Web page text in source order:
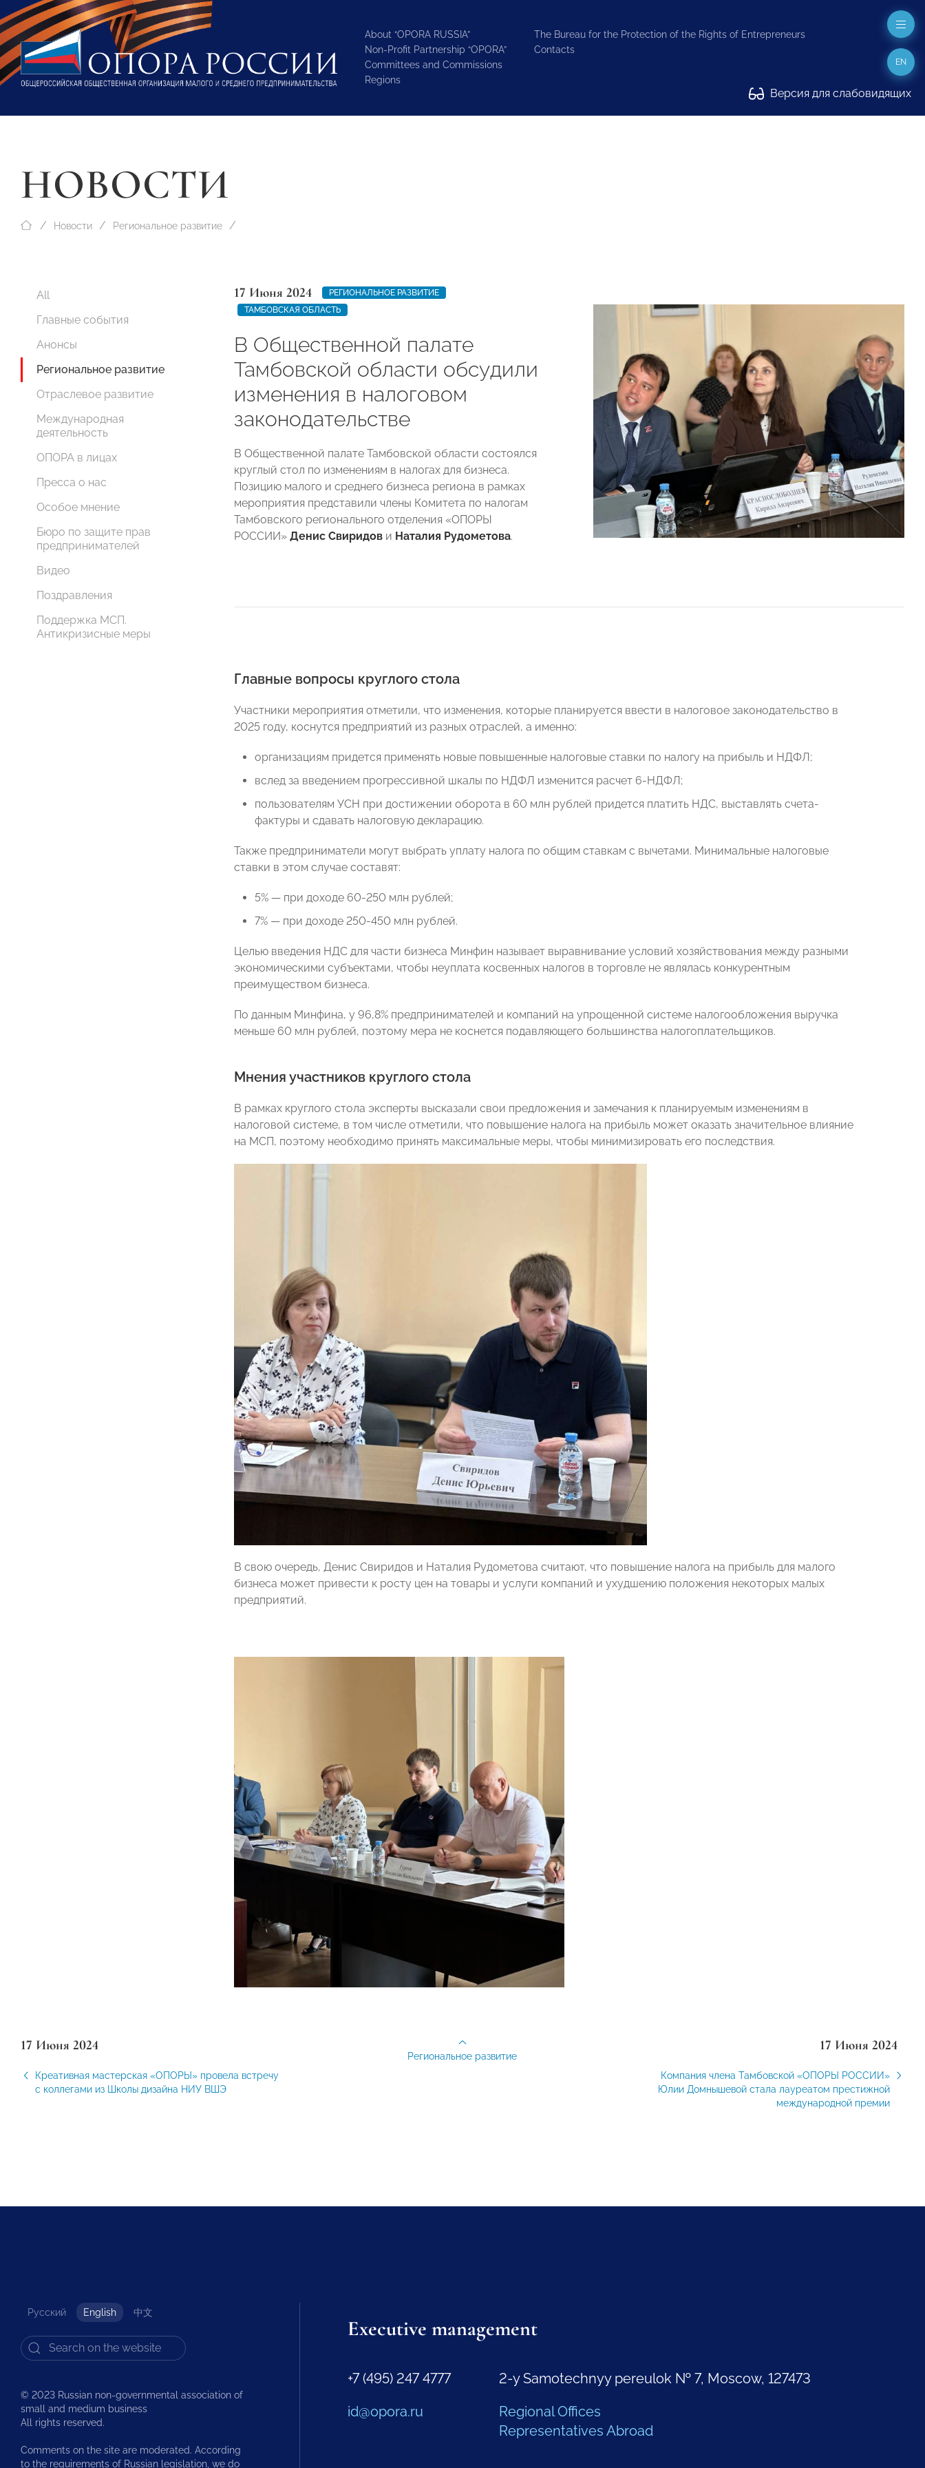
About “OPORA RUSSIA”
Non-Profit Partnership “OPORA”
Committees and Commissions
Regions
The Bureau for the Protection of the Rights of Entrepreneurs
Contacts
Версия для слабовидящих
EN
НОВОСТИ
Новости Региональное развитие
All
Главные события
Анонсы
Региональное развитие
Отраслевое развитие
Международная
деятельность
ОПОРА в лицах
Пресса о нас
Особое мнение
Бюро по защите прав
предпринимателей
Видео
Поздравления
Поддержка МСП.
Антикризисные меры
17 Июня 2024
РЕГИОНАЛЬНОЕ РАЗВИТИЕ
ТАМБОВСКАЯ ОБЛАСТЬ
В Общественной палате
Тамбовской области обсудили
изменения в налоговом
законодательстве
В Общественной палате Тамбовской области состоялся
круглый стол по изменениям в налогах для бизнеса.
Позицию малого и среднего бизнеса региона в рамках
мероприятия представили члены Комитета по налогам
Тамбовского регионального отделения «ОПОРЫ
РОССИИ» Денис Свиридов и Наталия Рудометова.
Главные вопросы круглого стола
Участники мероприятия отметили, что изменения, которые планируется ввести в налоговое законодательство в
2025 году, коснутся предприятий из разных отраслей, а именно:
организациям придется применять новые повышенные налоговые ставки по налогу на прибыль и НДФЛ;
вслед за введением прогрессивной шкалы по НДФЛ изменится расчет 6-НДФЛ;
пользователям УСН при достижении оборота в 60 млн рублей придется платить НДС, выставлять счета-
фактуры и сдавать налоговую декларацию.
Также предприниматели могут выбрать уплату налога по общим ставкам с вычетами. Минимальные налоговые
ставки в этом случае составят:
5% — при доходе 60-250 млн рублей;
7% — при доходе 250-450 млн рублей.
Целью введения НДС для части бизнеса Минфин называет выравнивание условий хозяйствования между разными
экономическими субъектами, чтобы неуплата косвенных налогов в торговле не являлась конкурентным
преимуществом бизнеса.
По данным Минфина, у 96,8% предпринимателей и компаний на упрощенной системе налогообложения выручка
меньше 60 млн рублей, поэтому мера не коснется подавляющего большинства налогоплательщиков.
Мнения участников круглого стола
В рамках круглого стола эксперты высказали свои предложения и замечания к планируемым изменениям в
налоговой системе, в том числе отметили, что повышение налога на прибыль может оказать значительное влияние
на МСП, поэтому необходимо принять максимальные меры, чтобы минимизировать его последствия.
В свою очередь, Денис Свиридов и Наталия Рудометова считают, что повышение налога на прибыль для малого
бизнеса может привести к росту цен на товары и услуги компаний и ухудшению положения некоторых малых
предприятий.
17 Июня 2024
Креативная мастерская «ОПОРЫ» провела встречу
с коллегами из Школы дизайна НИУ ВШЭ
17 Июня 2024
Компания члена Тамбовской «ОПОРЫ РОССИИ»
Юлии Домнышевой стала лауреатом престижной
международной премии
Региональное развитие
Русский English 中文
© 2023 Russian non-governmental association of
small and medium business
All rights reserved.
Comments on the site are moderated. According
to the requirements of Russian legislation, we do
Executive management
+7 (495) 247 4777
id@opora.ru
2-y Samotechnyy pereulok № 7, Moscow, 127473
Regional Offices
Representatives Abroad